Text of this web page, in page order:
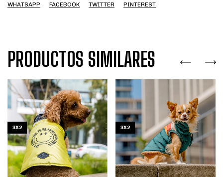
WHATSAPP FACEBOOK TWITTER PINTEREST
PRODUCTOS SIMILARES
3X2 3X2